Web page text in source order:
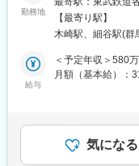
・完全週休2日制
・週3日程度在宅勤
■想定されるキャ
■企業の特徴/魅力
グローバル市場で
グ・チラシなどの
・デザイン、DTP
・企画提案活動、
■業務の魅力
■組織構成
課長－社員6名－
勤務地
の範囲：会社の定
【最寄り駅】
木崎駅、細谷駅(群
給与
＜予定年収＞580
月額（基本給）：
ます。月給(月額)
気になる